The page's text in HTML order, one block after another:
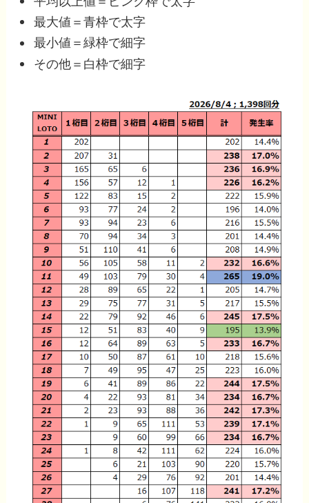
最大値＝青枠で太字
最小値＝緑枠で細字
その他＝白枠で細字